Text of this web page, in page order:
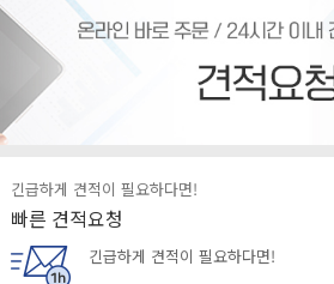
긴급하게 견적이 필요하다면!
빠른 견적요청
긴급하게 견적이 필요하다면!